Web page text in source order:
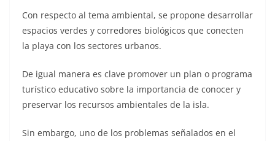
Con respecto al tema ambiental, se propone desarrollar
espacios verdes y corredores biológicos que conecten
la playa con los sectores urbanos.
De igual manera es clave promover un plan o programa
turístico educativo sobre la importancia de conocer y
preservar los recursos ambientales de la isla.
Sin embargo, uno de los problemas señalados en el